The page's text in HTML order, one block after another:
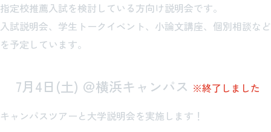
指定校推薦入試を検討している方向け説明会です。
入試説明会、学生トークイベント、小論文講座、個別相談など
を予定しています。
7月4日(土) ＠横浜キャンパス ※終了しました
キャンパスツアーと大学説明会を実施します！